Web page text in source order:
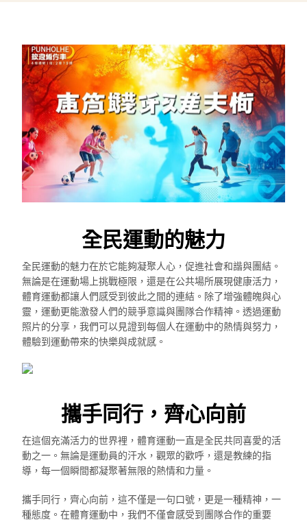
全民運動的魅力
全民運動的魅力在於它能夠凝聚人心，促進社會和諧與團結。
無論是在運動場上挑戰極限，還是在公共場所展現健康活力，
體育運動都讓人們感受到彼此之間的連結。除了增強體魄與心
靈，運動更能激發人們的競爭意識與團隊合作精神。透過運動
照片的分享，我們可以見證到每個人在運動中的熱情與努力，
體驗到運動帶來的快樂與成就感。
攜手同行，齊心向前
在這個充滿活力的世界裡，體育運動一直是全民共同喜愛的活
動之一。無論是運動員的汗水，觀眾的歡呼，還是教練的指
導，每一個瞬間都凝聚著無限的熱情和力量。
攜手同行，齊心向前，這不僅是一句口號，更是一種精神，一
種態度。在體育運動中，我們不僅會感受到團隊合作的重要